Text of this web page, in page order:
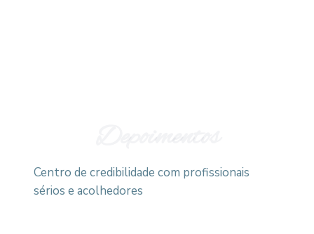
Depoimentos
Centro de credibilidade com profissionais
sérios e acolhedores